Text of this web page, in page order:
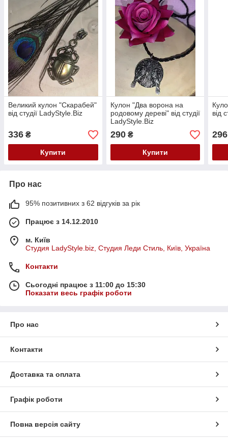
Великий кулон "Скарабей"
від студії LadyStyle.Biz
336 ₴
Купити
Кулон "Два ворона на
родовому дереві" від студії
LadyStyle.Biz
290₴
Купити
від
296
Про нас
95% позитивних з 62 відгуків за рік
Працює з 14.12.2010
м. Київ
Студия LadyStyle.biz, Студия Леди Стиль, Київ, Україна
Контакти
Сьогодні працює з 11:00 до 15:30
Показати весь графік роботи
Про нас
Контакти
Доставка та оплата
Графік роботи
Повна версія сайту